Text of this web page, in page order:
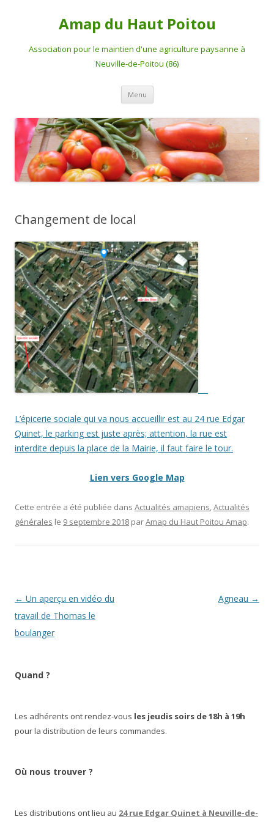
Amap du Haut Poitou
Association pour le maintien d'une agriculture paysanne à
Neuville-de-Poitou (86)
Menu Aller
contenu
Changement de local
L’épicerie sociale qui va nous accueillir est au 24 rue Edgar
Quinet, le parking est juste après; attention, la rue est
interdite depuis la place de la Mairie, il faut faire le tour.
Lien vers Google Map
Cette entrée a été publiée dans Actualités amapiens,Actualités
générales le 9 septembre 2018 parAmap du Haut Poitou Amap.
Navigation
des
articles
← Un aperçu en vidéo du
travail de Thomas le
boulanger
Agneau →
Quand ?
Les adhérents ont rendez-vous les jeudis soirs de 18h à 19h
pour la distribution de leurs commandes.
Où nous trouver ?
Les distributions ont lieu au 24 rue Edgar Quinet à Neuville-de-